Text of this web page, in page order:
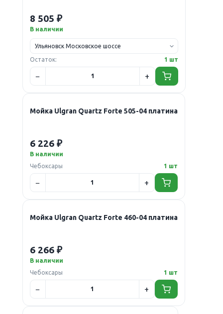
8 505 ₽
В наличии
Остаток: 1 шт
Мойка Ulgran Quartz Forte 505-04 платина
6 226 ₽
В наличии
Чебоксары
1 шт
Мойка Ulgran Quartz Forte 460-04 платина
6 266 ₽
В наличии
Чебоксары
1 шт